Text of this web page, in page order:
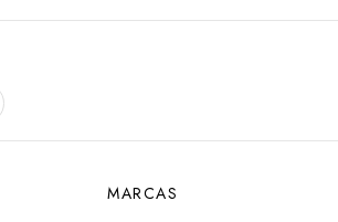
MARCAS